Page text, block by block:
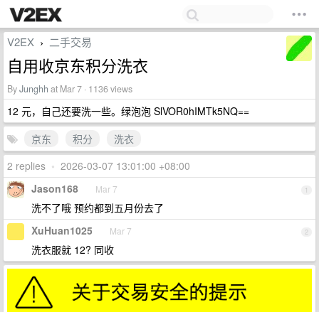
V2EX › 二手交易
自用收京东积分洗衣
ByJunghh at Mar 7 · 1136 views
12 元，自己还要洗一些。绿泡泡 SlVOR0hIMTk5NQ==
京东
积分
洗衣
2 replies • 2026-03-07 13:01:00 +08:00
1
Jason168 Mar 7
洗不了哦 预约都到五月份去了
2
XuHuan1025 Mar 7
洗衣服就 12? 同收